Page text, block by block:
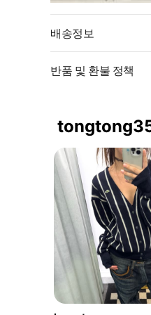
배송정보
반품 및 환불 정책